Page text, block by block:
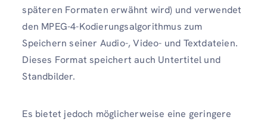
späteren Formaten erwähnt wird) und verwendet
den MPEG-4-Kodierungsalgorithmus zum
Speichern seiner Audio-, Video- und Textdateien.
Dieses Format speichert auch Untertitel und
Standbilder.
Es bietet jedoch möglicherweise eine geringere